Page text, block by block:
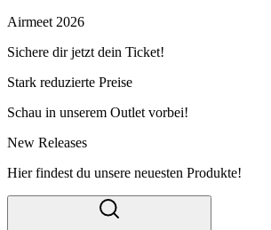
Airmeet 2026
Sichere dir jetzt dein Ticket!
Stark reduzierte Preise
Schau in unserem Outlet vorbei!
New Releases
Hier findest du unsere neuesten Produkte!